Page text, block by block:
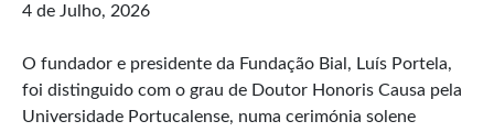
4 de Julho, 2026
O fundador e presidente da Fundação Bial, Luís Portela,
foi distinguido com o grau de Doutor Honoris Causa pela
Universidade Portucalense, numa cerimónia solene